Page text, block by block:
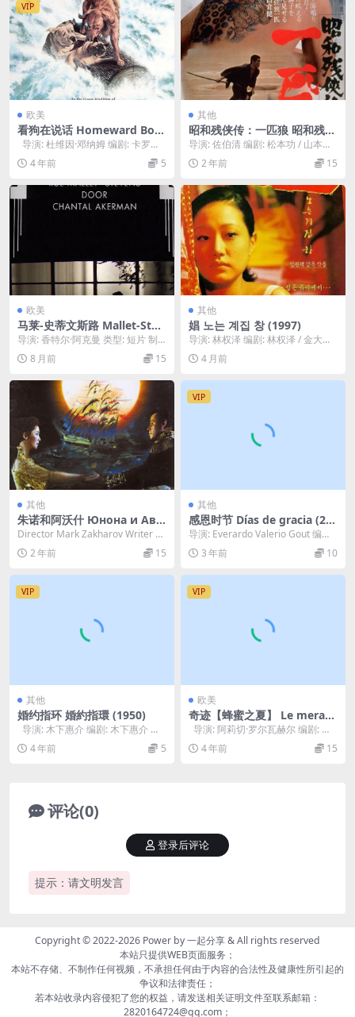
VIP
欧美
看狗在说话 Homeward Bou
nd: The Incredible Journey
(1993)
导演: 杜维因·邓纳姆 编剧: 卡罗琳·
汤普森 / 琳达·伍尔芙顿...
4 年前 5
其他
昭和残侠传：一匹狼 昭和残侠
伝 一匹狼 (1966)
导演: 佐伯清 编剧: 松本功 / 山本英
明 主演: 高仓健 / 富司纯子 / ...
2 年前 15
欧美
马莱-史蒂文斯路 Mallet-Stev
ens (1986)
导演: 香特尔·阿克曼 类型: 短片 制
片国家/地区: 法国 语言: 法语 片长...
8 月前 15
其他
娼 노는 계집 창 (1997)
导演: 林权泽 编剧: 林权泽 / 金大胜
主演: 申恩庆 / Byeong-k...
4 月前
其他
朱诺和阿沃什 Юнона и Аво
сь 2002
Director Mark Zakharov Writer A
ndrei Voz...
2 年前 15
VIP
其他
感恩时节 Días de gracia (20
11)
导演: Everardo Valerio Gout 编
剧: Everardo V...
3 年前 10
VIP
其他
婚约指环 婚約指環 (1950)
导演: 木下惠介 编剧: 木下惠介 主
演: 宇野重吉 / 田中绢代...
4 年前 5
VIP
欧美
奇迹【蜂蜜之夏】 Le meravi
glie (2014)
导演: 阿莉切·罗尔瓦赫尔 编剧: 阿
莉切·罗尔瓦赫尔 主演: 阿...
4 年前 15
评论(0)
提示：请文明发言
登录后评论
Copyright © 2022-2026 Power by一起分享& All rights reserved
本站只提供WEB页面服务；
本站不存储、不制作任何视频，不承担任何由于内容的合法性及健康性所引起的
争议和法律责任；
若本站收录内容侵犯了您的权益，请发送相关证明文件至联系邮箱：
2820164724@qq.com；